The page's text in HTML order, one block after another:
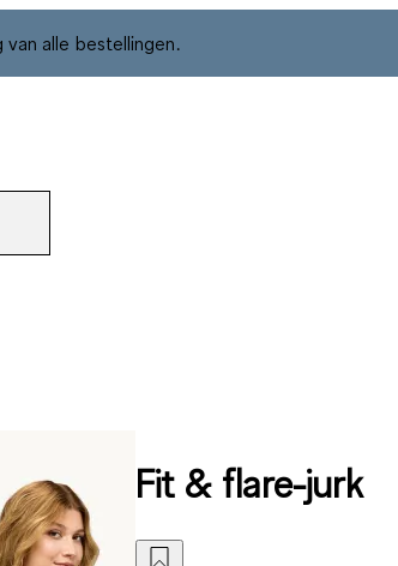
alle bestellingen.
Fit & flare-jurk